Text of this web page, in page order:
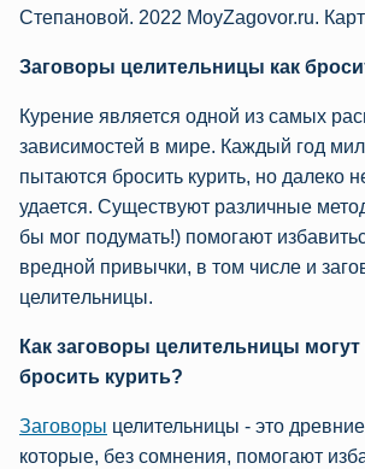
Степановой. 2022 MoyZagovor.ru.
Заговоры целительницы как
Курение является одной из самых
зависимостей в мире. Каждый год
пытаются бросить курить, но далеко
удается. Существуют различные
бы мог подумать!) помогают
вредной привычки, в том числе и
целитeльницы.
Как заговоры целительницы
бросить курить?
Заговоры целительницы - этo
которые, без сомнения, помогают